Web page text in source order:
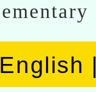
ementary
English